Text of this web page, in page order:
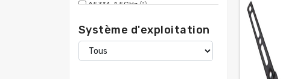
A53*4-1.5GHz(1)
Système d'exploitation